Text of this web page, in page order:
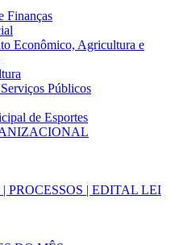
Finanças
Econômico, Agricultura e
Públicos
de Esportes
| EDITAL LEI